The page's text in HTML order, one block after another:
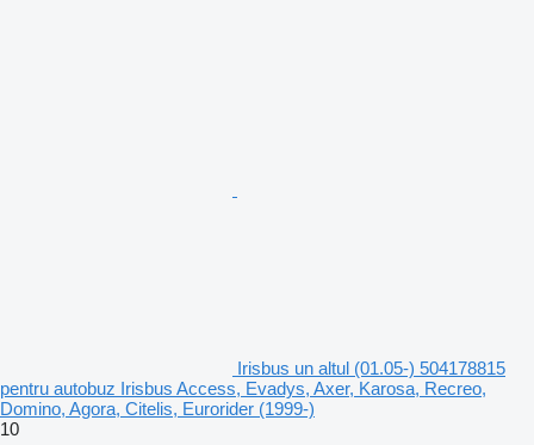
Irisbus un altul (01.05-) 504178815
pentru autobuz Irisbus Access, Evadys, Axer, Karosa, Recreo,
Domino, Agora, Citelis, Eurorider (1999-)
10